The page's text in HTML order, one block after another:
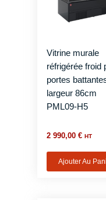
Vitrine murale
réfrigérée froid
portes
largeur 86cm
PML09-H5
2 990,00€ HT
Ajouter Au